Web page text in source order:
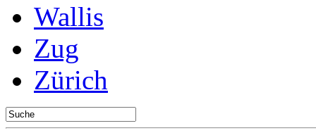
Wallis
Zug
Zürich